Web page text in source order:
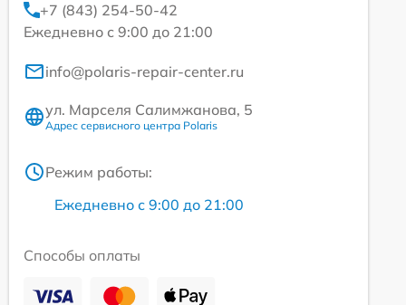
+7 (843) 254-50-42
Ежедневно с 9:00 до 21:00
info@polaris-repair-center.ru
ул. Марселя Салимжанова, 5
Адрес сервисного центра Polaris
Режим работы:
Ежедневно с 9:00 до 21:00
Способы оплаты